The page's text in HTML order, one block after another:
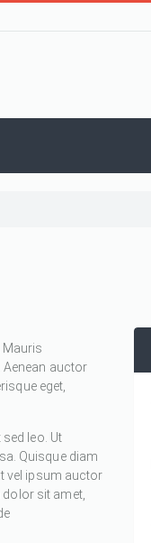
Aenean auctor
eget,
sed leo. Ut
Quisque diam
vel ipsum auctor
sit amet,